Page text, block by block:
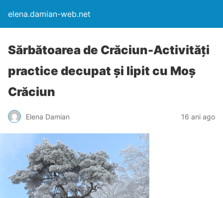
elena.damian-web.net
Sărbătoarea de Crăciun-Activităţi
practice decupat şi lipit cu Moş
Crăciun
Elena Damian 16 ani ago